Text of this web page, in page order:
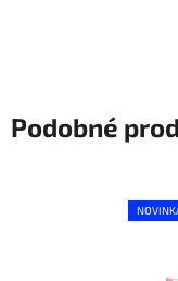
Podobné